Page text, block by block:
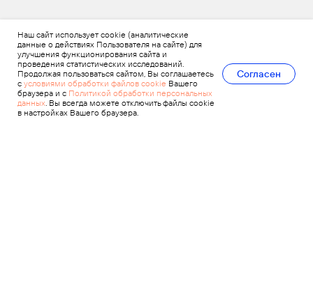
Наш сайт использует cookie (аналитические
данные о действиях Пользователя на сайте) для
улучшения функционирования сайта и
проведения статистических исследований.
Продолжая пользоваться сайтом, Вы соглашаетесь
с условиями обработки файлов cookie Вашего
браузера и с Политикой обработки персональных
данных. Вы всегда можете отключить файлы cookie
в настройках Вашего браузера.
Согласен